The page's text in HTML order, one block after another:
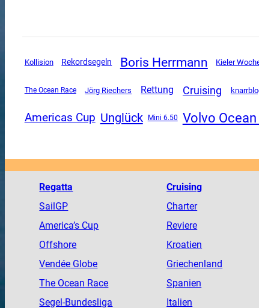
Kollision Rekordsegeln Boris Herrmann Kieler
The Ocean Race Jörg Riechers Rettung Cruising
Americas Cup Unglück Mini 6.50 Volvo
Regatta
SailGP
America’s Cup
Offshore
Vendée Globe
The Ocean Race
Segel-Bundesliga
Cruising
Charter
Reviere
Kroatien
Griechenland
Spanien
Italien